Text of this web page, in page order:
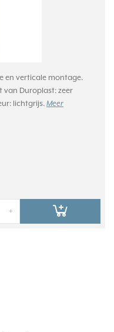
en verticale montage.
van Duroplast: zeer
lichtgrijs.Meer
+